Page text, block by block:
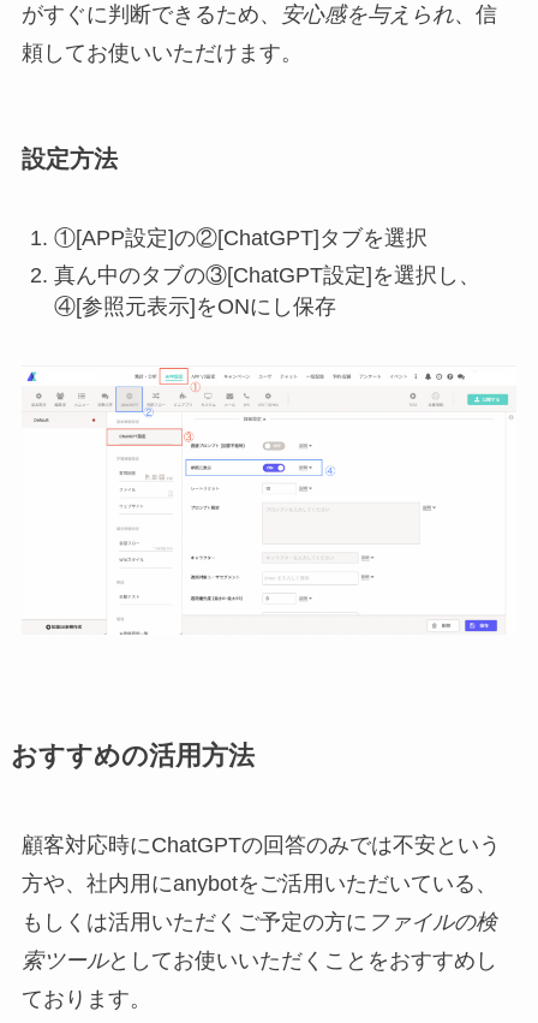
がすぐに判断できるため、
安心感を与えられ、信
頼してお使いいただけます。
設定方法
①[APP設定]の②[ChatGPT]タブを選択
真ん中のタブの③[ChatGPT設定]を選択し、
④[参照元表示]をONにし保存
おすすめの活用方法
顧客対応時にChatGPTの回答のみでは不安という
方や、社内用にanybotをご活用いただいている、
もしくは活用いただくご予定の方に ファイルの検
索ツールとしてお使いいただくことをおすすめし
ております。